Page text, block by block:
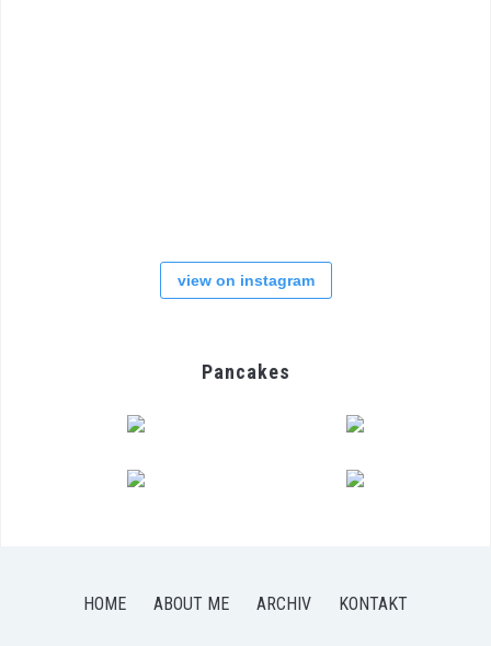
view on instagram
Pancakes
HOME ABOUT ME ARCHIV KONTAKT